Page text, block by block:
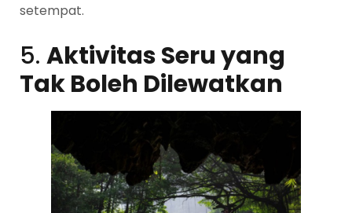
setempat.
5. Aktivitas Seru yang
Tak Boleh Dilewatkan